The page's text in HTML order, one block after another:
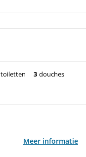
toiletten 3 douches
Meer informatie